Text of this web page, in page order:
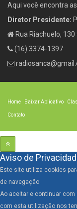
Aqui você encontra
Diretor Presidente:
Rua Riachuelo,
(16) 3374-1397
Home Baixar Aplicativo
Contato
Aviso de
Este site utiliza cookies
de navegação.
Ao aceitar e continuar
com esta utilização nos